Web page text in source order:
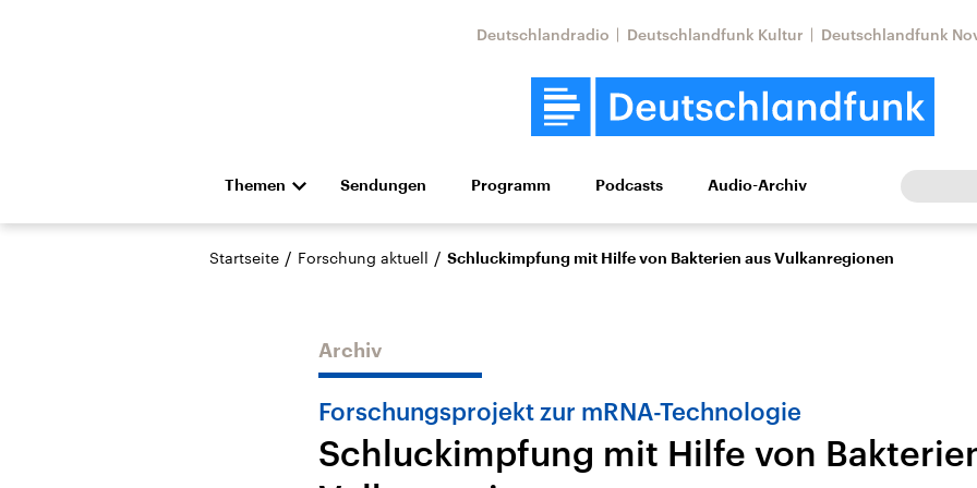
Deutschlandradio Deutschlandfunk Kultur Deutschlandfunk
Themen
Die Nachrichten Politik Wirtschaft Wissen Kultur Europa
Hörspiel und Feature Musik
Landtagswahl Sachsen-
USA
Aktuelle Beiträge,
Nahostkonflikt
Iran
Sendungen Programm Podcasts Audio-Archiv
Startseite / Forschung aktuell / Schluckimpfung mit Hilfe von Bakterien aus Vulkanregionen
Archiv
Forschungsprojekt zur mRNA-Technologie
Schluckimpfung mit Hilfe von